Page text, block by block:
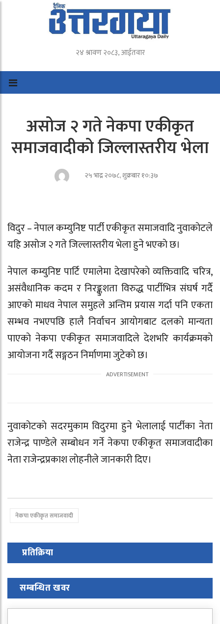
२४ श्रावण २०८३, आईतवार
असोज २ गते नेकपा एकीकृत
समाजवादीको जिल्लास्तरीय भेला
२५ भाद्र २०७८, शुक्रबार १०:३७
विदुर – नेपाल कम्युनिष्ट पार्टी एकीकृत समाजवादि नुवाकाेटले
यहि असाेज २ गते जिल्लास्तरीय भेला हुने भएकाे छ।
नेपाल कम्युनिष्ट पार्टि एमालेमा देखापरेकाे व्यक्तिवादि चरित्र,
असंवैधानिक कदम र निरङ्कुशता विरुद्ध पार्टीभित्र संघर्ष गर्दै
आएकाे माधव नेपाल समुहले अन्तिम प्रयास गर्दा पनि एकता
सम्भव नभएपछि हालै निर्वाचन आयाेगबाट दलकाे मान्यता
पाएकाे नेकपा एकीकृत समाजवादिले देशभरि कार्यक्रमकाे
आयाेजना गर्दै सङ्गठन निर्माणमा जुटेकाे छ।
नुवाकाेटकाे सदरमुकाम विदुरमा हुने भेलालाई पार्टीका नेता
राजेन्द्र पाण्डेले सम्बोधन गर्ने नेकपा एकीकृत समाजवादीका
नेता राजेन्द्रप्रकाश लाेहनीले जानकारी दिए।
नेकपा एकीकृत समाजवादी
प्रतिक्रिया
सम्बन्धित खवर